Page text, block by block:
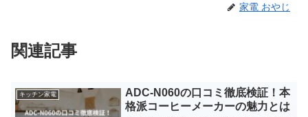
家電 おやじ
関連記事
キッチン家電
ADC-N060の口コミ徹底検証！本
格派コーヒーメーカーの魅力とは